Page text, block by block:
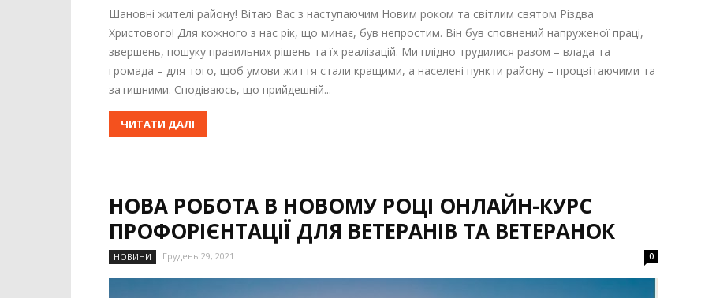
Шановні жителі району! Вітаю Вас з наступаючим Новим роком та світлим святом Різдва
Христового! Для кожного з нас рік, що минає, був непростим. Він був сповнений напруженої праці,
звершень, пошуку правильних рішень та їх реалізацій. Ми плідно трудилися разом – влада та
громада – для того, щоб умови життя стали кращими, а населені пункти району – процвітаючими та
затишними. Сподіваюсь, що прийдешній...
ЧИТАТИ ДАЛІ
НОВА РОБОТА В НОВОМУ РОЦІ ОНЛАЙН-КУРС
ПРОФОРІЄНТАЦІЇ ДЛЯ ВЕТЕРАНІВ ТА ВЕТЕРАНОК
НОВИНИ Грудень 29, 2021 0